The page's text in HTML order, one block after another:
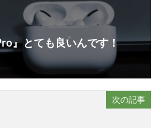
』とても良いんです！
次の記事